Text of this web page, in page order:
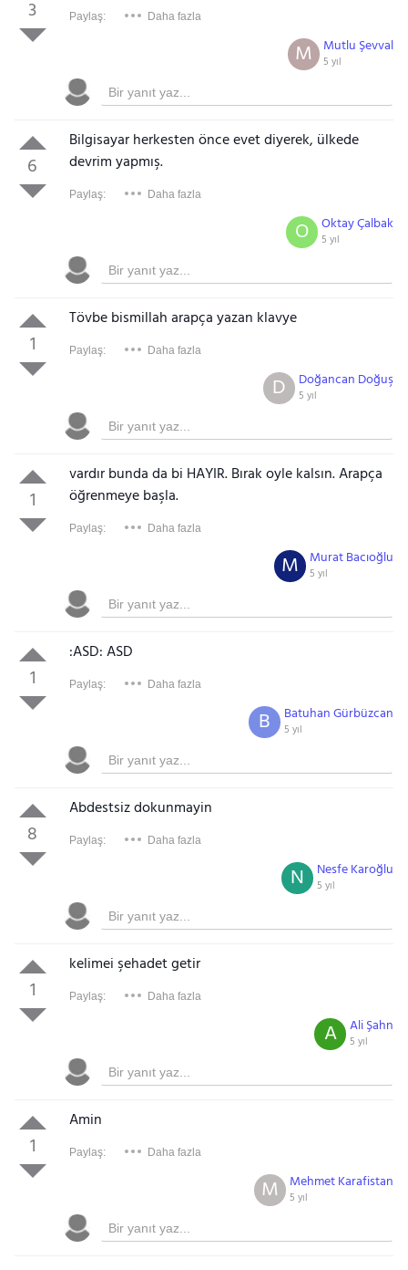
3 Paylaş: Daha fazla
Mutlu Şevval
5 yıl
M
6
Bilgisayar herkesten önce evet diyerek, ülkede
devrim yapmış.
Paylaş: Daha fazla
Oktay Çalbak
5 yıl
O
1
Tövbe bismillah arapça yazan klavye
Paylaş: Daha fazla
Doğancan Doğuş
5 yıl
D
1
vardır bunda da bi HAYIR. Bırak oyle kalsın. Arapça
öğrenmeye başla.
Paylaş: Daha fazla
Murat Bacıoğlu
5 yıl
M
1
:ASD: ASD
Paylaş: Daha fazla
Batuhan Gürbüzcan
5 yıl
B
8
Abdestsiz dokunmayin
Paylaş: Daha fazla
Nesfe Karoğlu
5 yıl
N
1
kelimei şehadet getir
Paylaş: Daha fazla
Ali Şahn
5 yıl
A
1
Amin
Paylaş: Daha fazla
Mehmet Karafistan
5 yıl
M